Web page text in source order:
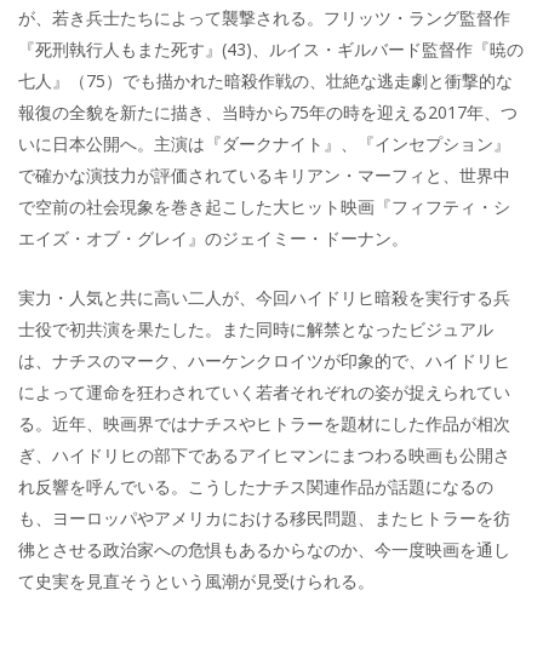
が、若き兵士たちによって襲撃される。フリッツ・ラング監督作
『死刑執行人もまた死す』(43)、ルイス・ギルバード監督作『暁の
七人』（75）でも描かれた暗殺作戦の、壮絶な逃走劇と衝撃的な
報復の全貌を新たに描き、当時から75年の時を迎える2017年、つ
いに日本公開へ。主演は『ダークナイト』、『インセプション』
で確かな演技力が評価されているキリアン・マーフィと、世界中
で空前の社会現象を巻き起こした大ヒット映画『フィフティ・シ
エイズ・オブ・グレイ』のジェイミー・ドーナン。
実力・人気と共に高い二人が、今回ハイドリヒ暗殺を実行する兵
士役で初共演を果たした。また同時に解禁となったビジュアル
は、ナチスのマーク、ハーケンクロイツが印象的で、ハイドリヒ
によって運命を狂わされていく若者それぞれの姿が捉えられてい
る。近年、映画界ではナチスやヒトラーを題材にした作品が相次
ぎ、ハイドリヒの部下であるアイヒマンにまつわる映画も公開さ
れ反響を呼んでいる。こうしたナチス関連作品が話題になるの
も、ヨーロッパやアメリカにおける移民問題、またヒトラーを彷
彿とさせる政治家への危惧もあるからなのか、今一度映画を通し
て史実を見直そうという風潮が見受けられる。